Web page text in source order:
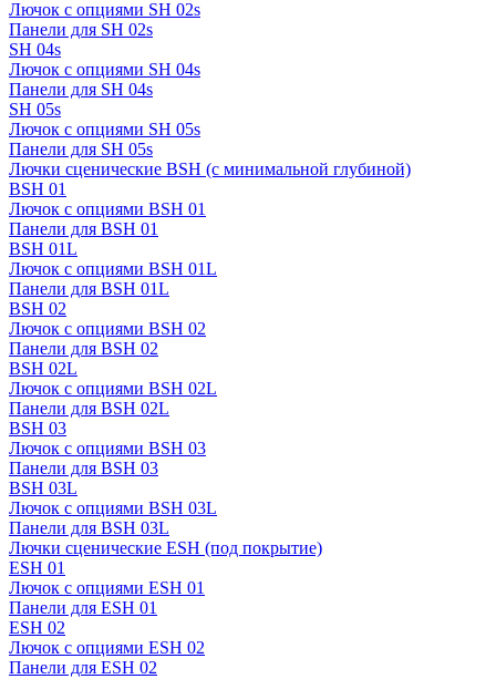
Лючок с опциями SH 02s
Панели для SH 02s
SH 04s
Лючок с опциями SH 04s
Панели для SH 04s
SH 05s
Лючок с опциями SH 05s
Панели для SH 05s
Лючки сценические BSH (с минимальной глубиной)
BSH 01
Лючок с опциями BSH 01
Панели для BSH 01
BSH 01L
Лючок с опциями BSH 01L
Панели для BSH 01L
BSH 02
Лючок с опциями BSH 02
Панели для BSH 02
BSH 02L
Лючок с опциями BSH 02L
Панели для BSH 02L
BSH 03
Лючок с опциями BSH 03
Панели для BSH 03
BSH 03L
Лючок с опциями BSH 03L
Панели для BSH 03L
Лючки сценические ESH (под покрытие)
ESH 01
Лючок с опциями ESH 01
Панели для ESH 01
ESH 02
Лючок с опциями ESH 02
Панели для ESH 02